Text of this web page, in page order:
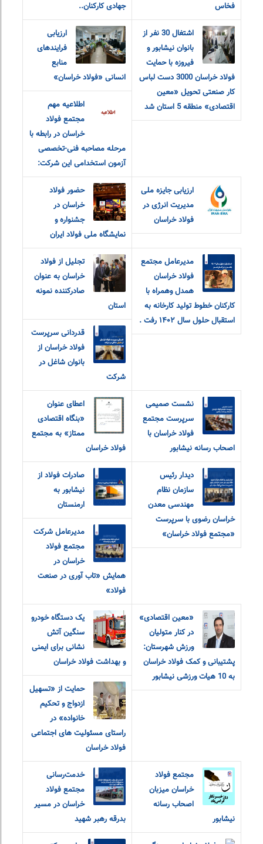
فخاس
جهادی کارکنان..
اشتغال 30 نفر از
بانوان نیشابور و
فیروزه با حمایت
فولاد خراسان 3000 دست لباس
کار صنعتی تحویل «معین
اقتصادی» منطقه 5 استان شد
ارزیابی
فرایندهای
منابع
انسانی «فولاد خراسان»
اطلاعیه مهم
مجتمع فولاد
خراسان در رابطه با
مرحله مصاحبه فنی-تخصصی
آزمون استخدامی این شرکت:
ارزیابی جایزه ملی
مدیریت انرژی در
فولاد خراسان
حضور فولاد
خراسان در
جشنواره و
نمایشگاه ملی فولاد ایران
مدیرعامل مجتمع
فولاد خراسان
همدل وهمراه با
کارکنان خطوط تولید کارخانه به
استقبال حلول سال ۱۴۰۲ رفت .
تجلیل از فولاد
خراسان به عنوان
صادرکننده نمونه
استان
قدردانی سرپرست
فولاد خراسان از
بانوان شاغل در
شرکت
نشست صمیمی
سرپرست مجتمع
فولاد خراسان با
اصحاب رسانه نیشابور
اعطای عنوان
«بنگاه اقتصادی
ممتاز» به مجتمع
فولاد خراسان
دیدار رئیس
سازمان نظام
مهندسی معدن
خراسان رضوی با سرپرست
«مجتمع فولاد خراسان»
صادرات فولاد از
نیشابور به
ارمنستان
مدیرعامل شرکت
مجتمع فولاد
خراسان در
همایش «تاب آوری در صنعت
فولاد»
«معین اقتصادی»
در کنار متولیان
ورزش شهرستان:
پشتیبانی و کمک فولاد خراسان
به 10 هیات ورزشی نیشابور
یک دستگاه خودرو
سنگین آتش
نشانی برای ایمنی
و بهداشت فولاد خراسان
حمایت از «تسهیل
ازدواج و تحکیم
خانواده» در
راستای مسئولیت های اجتماعی
فولاد خراسان
مجتمع فولاد
خراسان میزبان
اصحاب رسانه
نیشابور
خدمت‌رسانی
مجتمع فولاد
خراسان در مسیر
بدرقه رهبر شهید